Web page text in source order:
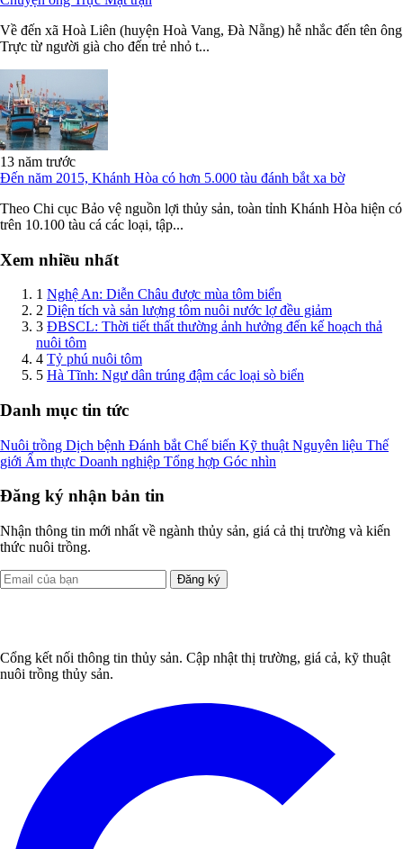
Về đến xã Hoà Liên (huyện Hoà Vang, Đà Nẵng) hễ nhắc đến tên ông
Trực từ người già cho đến trẻ nhỏ t...
13 năm trước
Đến năm 2015, Khánh Hòa có hơn 5.000 tàu đánh bắt xa bờ
Theo Chi cục Bảo vệ nguồn lợi thủy sản, toàn tỉnh Khánh Hòa hiện có
trên 10.100 tàu cá các loại, tập...
Xem nhiều nhất
1 Nghệ An: Diễn Châu được mùa tôm biển
2 Diện tích và sản lượng tôm nuôi nước lợ đều giảm
3 ĐBSCL: Thời tiết thất thường ảnh hưởng đến kế hoạch thả
nuôi tôm
4 Tỷ phú nuôi tôm
5 Hà Tĩnh: Ngư dân trúng đậm các loại sò biển
Danh mục tin tức
Nuôi trồng Dịch bệnh Đánh bắt Chế biến Kỹ thuật Nguyên liệu Thế
giới Ẩm thực Doanh nghiệp Tổng hợp Góc nhìn
Đăng ký nhận bản tin
Nhận thông tin mới nhất về ngành thủy sản, giá cả thị trường và kiến
thức nuôi trồng.
Đăng ký
Cổng kết nối thông tin thủy sản. Cập nhật thị trường, giá cả, kỹ thuật
nuôi trồng thủy sản.